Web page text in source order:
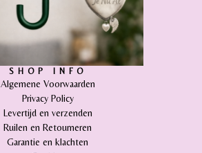
SHOP INFO
Algemene Voorwaarden
Privacy Policy
Levertijd en verzenden
Ruilen en Retourneren
Garantie en klachten